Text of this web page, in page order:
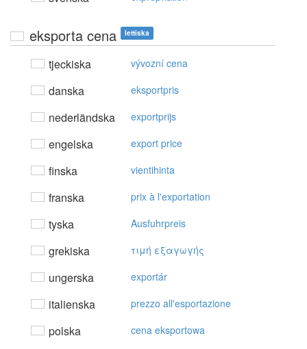
eksporta cena lettiska
tjeckiska vývozní cena
danska eksportpris
nederländska exportprijs
engelska export price
finska vientihinta
franska prix à l'exportation
tyska Ausfuhrpreis
grekiska τιμή εξαγωγής
ungerska exportár
italienska prezzo all'esportazione
polska cena eksportowa